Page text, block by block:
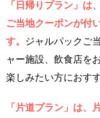
「日帰りプラン」は
ご当地クーポンが付
す。
ジャルパックご
ャー施設、飲食店を
楽しみたい方におす
「片道プラン」は、